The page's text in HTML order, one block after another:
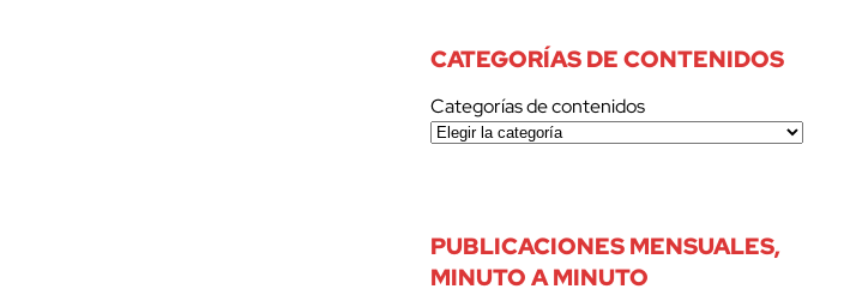
CATEGORÍAS DE CONTENIDOS
Categorías de contenidos
PUBLICACIONES MENSUALES,
MINUTO A MINUTO